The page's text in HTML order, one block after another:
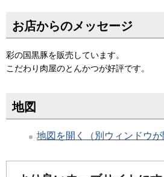
お店からのメッセージ
彩の国黒豚を販売しています。
こだわり肉屋のとんかつが好評です。
地図
地図を開く（別ウィンドウが